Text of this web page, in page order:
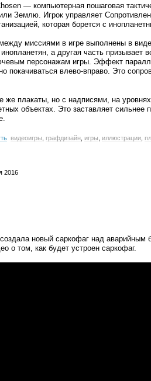
— компьютерная пошаговая
Землю. Игрок управляет
которая борется с
миссиями в игре выполнены в
а другая часть призывает
персонажам игры. Эффект
покачиваться влево-вправо. Это
же плакаты, но с надписями, на
объектах. Это заставляет сильнее
видеоигры графдизайн игры иллюстрации
2016
новый саркофаг над аварийным
о том, как будет устроен саркофаг.